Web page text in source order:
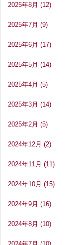
2025年8月 (12)
2025年7月 (9)
2025年6月 (17)
2025年5月 (14)
2025年4月 (5)
2025年3月 (14)
2025年2月 (5)
2024年12月 (2)
2024年11月 (11)
2024年10月 (15)
2024年9月 (16)
2024年8月 (10)